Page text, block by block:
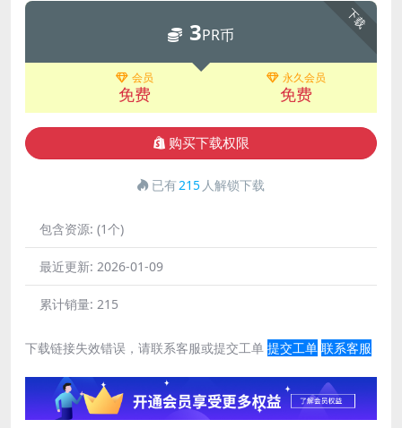
下载
3PR币
会员
免费
永久会员
免费
购买下载权限
已有215 人解锁下载
包含资源: (1个)
最近更新: 2026-01-09
累计销量: 215
下载链接失效错误，请联系客服或提交工单 提交工单 联系客服